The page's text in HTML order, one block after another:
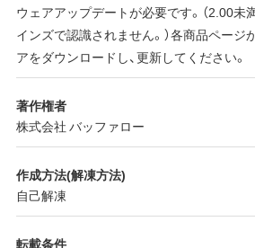
ウェアアップデートが必要です。（2.00未
インズで認識されません。）各商品ページ
アをダウンロードし、更新してください。
著作権者
株式会社 バッファロー
作成方法(解凍方法)
自己解凍
転載条件